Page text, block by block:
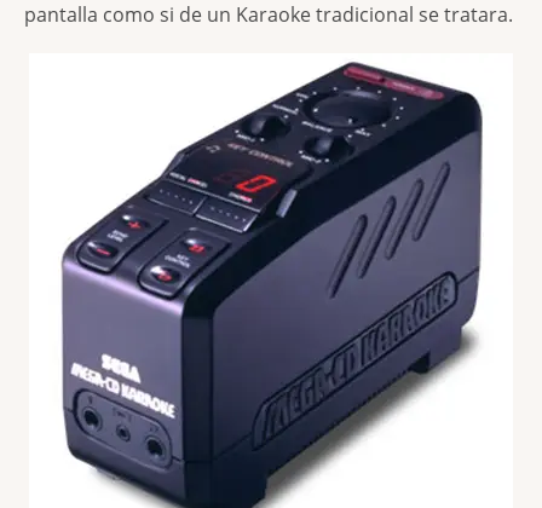
pantalla como si de un Karaoke tradicional se tratara.